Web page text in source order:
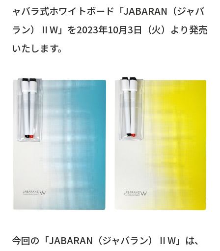
ャバラ式ホワイトボード「JABARAN（ジャバ
ラン） II W」を2023年10月3日（火）より発売
いたします。
今回の「JABARAN（ジャバラン） II W」は、